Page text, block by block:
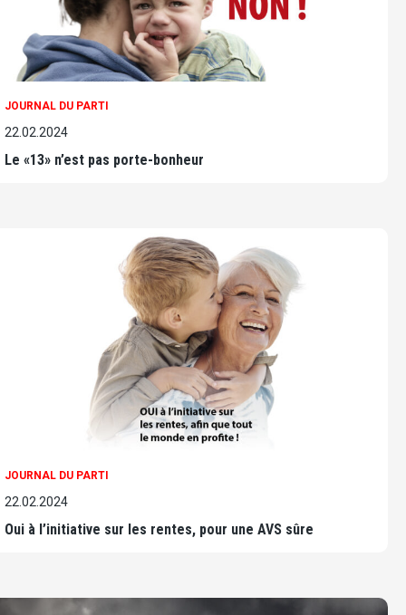
JOURNAL DU PARTI
22.02.2024
Le «13» n’est pas porte-bonheur
JOURNAL DU PARTI
22.02.2024
Oui à l’initiative sur les rentes, pour une AVS sûre